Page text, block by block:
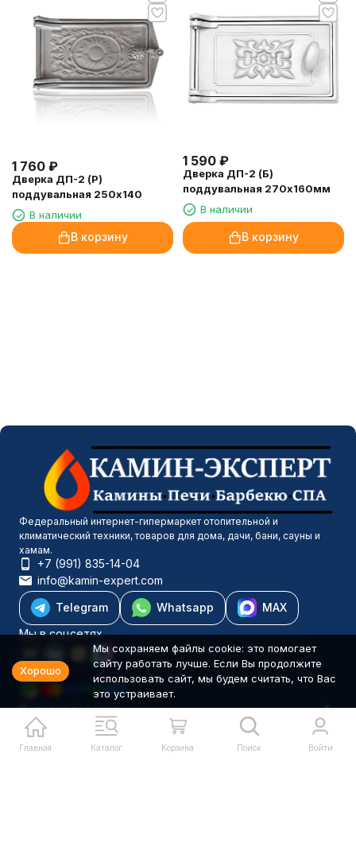
1 760 ₽
Дверка ДП-2 (Р)
поддувальная 250х140
В наличии
В корзину
1 590 ₽
Дверка ДП-2 (Б)
поддувальная 270х160мм
В наличии
В корзину
Главная Каталог Корзина Поиск Войти
Федеральный интернет-гипермаркет отопительной и
климатический техники, товаров для дома, дачи, бани, сауны и
хамам.
+7 (991) 835-14-04
info@kamin-expert.com
Telegram
Whatsapp
MAX
Мы в соцсетях
Каталог товаров
Компания
Информация
Хорошо
Мы сохраняем файлы cookie: это помогает
сайту работать лучше. Если Вы продолжите
использовать сайт, мы будем считать, что Вас
это устраивает.